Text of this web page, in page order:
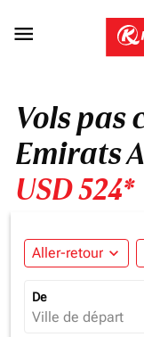

Vols pas
Emirats
USD 524*
Aller-retour expand_more
De
Ville de départ